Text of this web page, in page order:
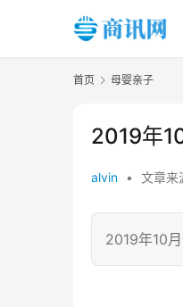
首页 母婴亲子
2019年
alvin • 文章来
2019年10